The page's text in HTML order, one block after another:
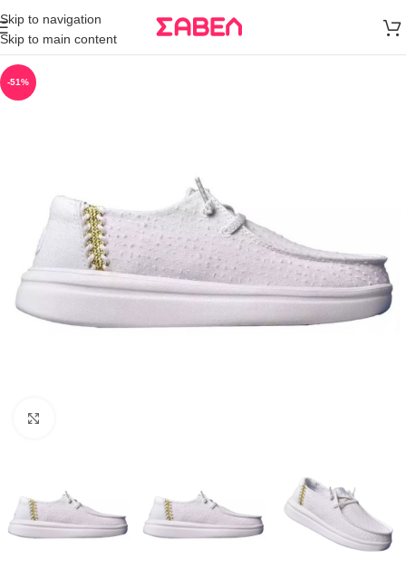
Skip to navigation
Skip to main content
άνω των 80€
Παραγγελία
-51%